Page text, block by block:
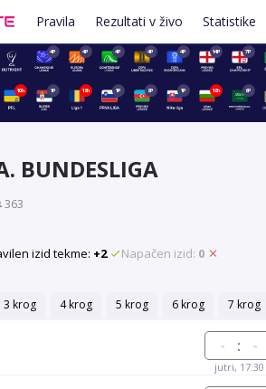
Pravila Rezultati v živo Statistike
4P 4P 4P 4P 4P 14P 7P
10h 1P 18h 1P 8P 1P 18h 6P
BUNDESLIGA
363
izid tekme: +2 Napačen izid: 0
3 krog 4 krog 5 krog 6 krog 7 krog
:
jutri, 17:30